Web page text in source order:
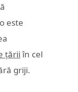
este
țării în cel
griji.